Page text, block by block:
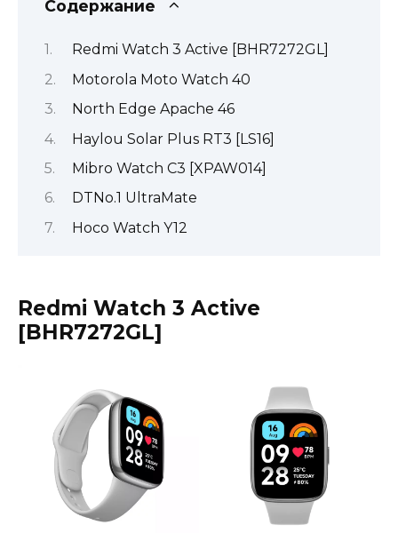
Содержание
Redmi Watch 3 Active [BHR7272GL]
Motorola Moto Watch 40
North Edge Apache 46
Haylou Solar Plus RT3 [LS16]
Mibro Watch C3 [XPAW014]
DTNo.1 UltraMate
Hoco Watch Y12
Redmi Watch 3 Active
[BHR7272GL]